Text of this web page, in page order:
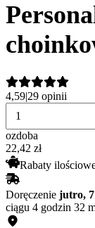
4,59|29 opinii
ozdoba
22,42 zł
Rabaty
Doręczenie jutro,
ciągu 4 godzin 32